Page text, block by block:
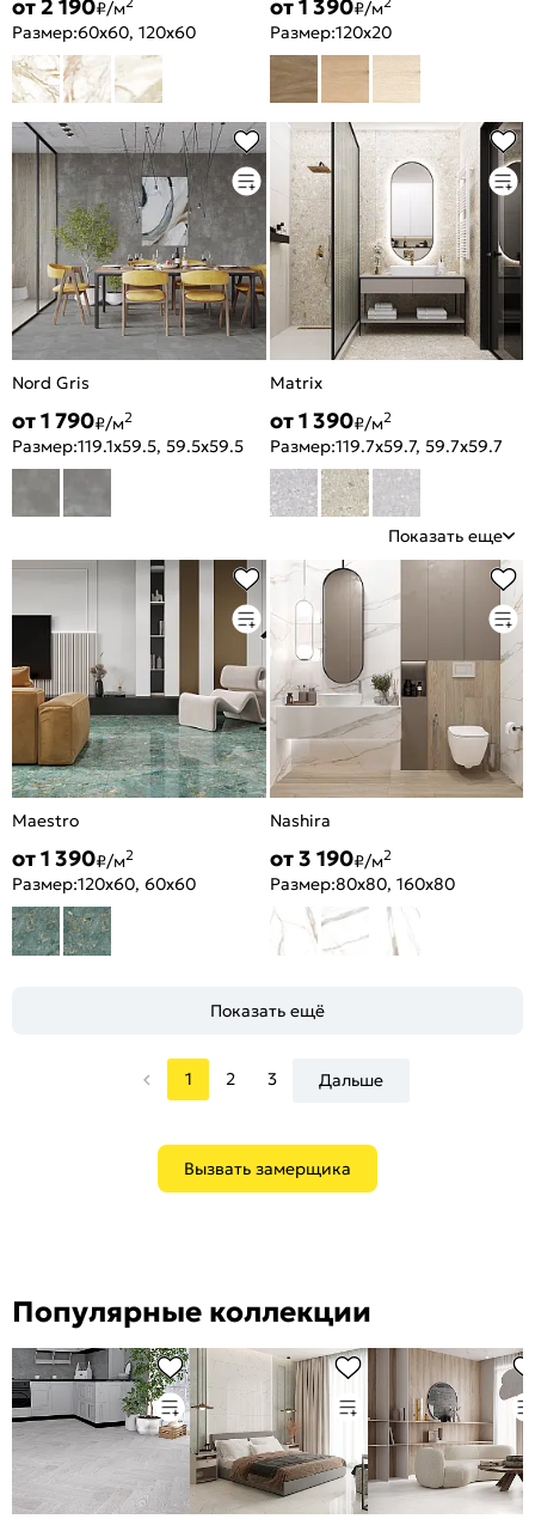
от 2 190₽/м
Размер:60x60, 120x60
от 1 390₽/м
Размер:120x20
Nord Gris
от 1 790₽/м2
Размер:119.1x59.5, 59.5x59.5
Matrix
от 1 390₽/м2
Размер:119.7x59.7, 59.7x59.7
Показать еще
Maestro
от 1 390₽/м2
Размер:120x60, 60x60
Nashira
от 3 190₽/м2
Размер:80x80, 160x80
Показать ещё
1 2 3 Дальше
Вызвать замерщика
Популярные коллекции